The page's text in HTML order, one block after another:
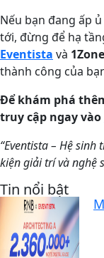
Nếu bạn đang ấp
tới, đừng để hạ
Eventista và 1Zone
thành công của
Để khám phá
truy cập ngay vào
“Eventista – Hệ sinh
kiện giải trí và nghệ
Tin nổi bật